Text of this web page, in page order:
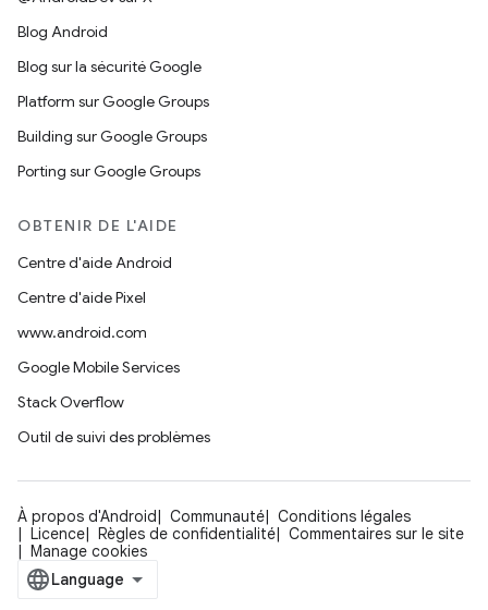
Blog Android
Blog sur la sécurité Google
Platform sur Google Groups
Building sur Google Groups
Porting sur Google Groups
OBTENIR DE L'AIDE
Centre d'aide Android
Centre d'aide Pixel
www.android.com
Google Mobile Services
Stack Overflow
Outil de suivi des problèmes
À propos d'Android Communauté
Conditions légales
Licence
Règles de confidentialité
Commentaires sur le site
Manage cookies